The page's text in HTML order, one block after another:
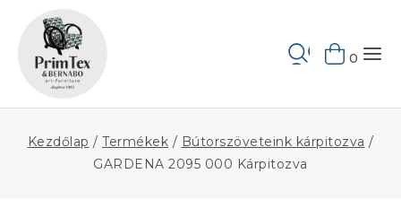
content
0
Kezdőlap / Termékek / Bútorszöveteink kárpitozva /
GARDENA 2095 000 Kárpitozva